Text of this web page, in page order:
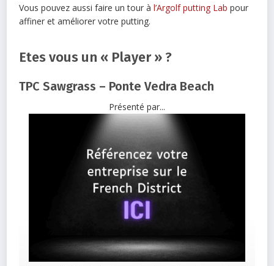
Vous pouvez aussi faire un tour àl’Argolf putting Lab pour
affiner et améliorer votre putting.
Etes vous un « Player » ?
TPC Sawgrass – Ponte Vedra Beach
Présenté par...